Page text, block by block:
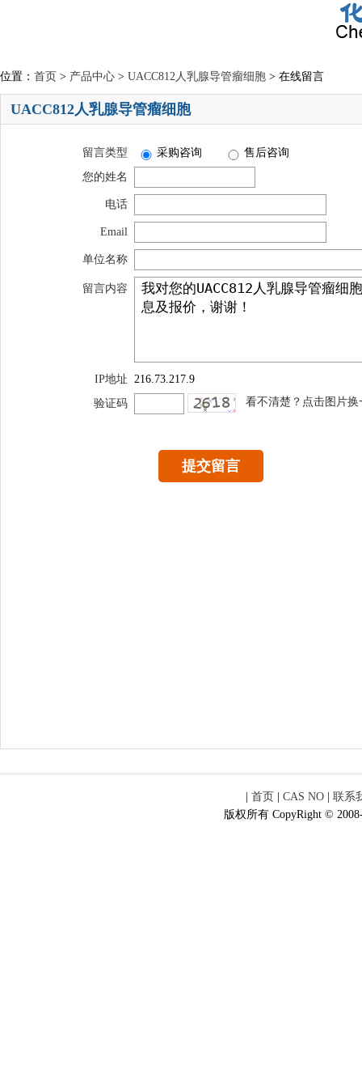
位置： 首页 > 产品中心 > UACC812人乳腺导管瘤细胞 > 在线留言
UACC812人乳腺导管瘤细胞
留言类型 采购咨询
售后咨询
您的姓名
电话
Email
单位名称
留言内容
IP地址 216.73.217.9
验证码
看不清楚？点击图片换
首页 CAS NO
联系
版权所有 CopyRight ©